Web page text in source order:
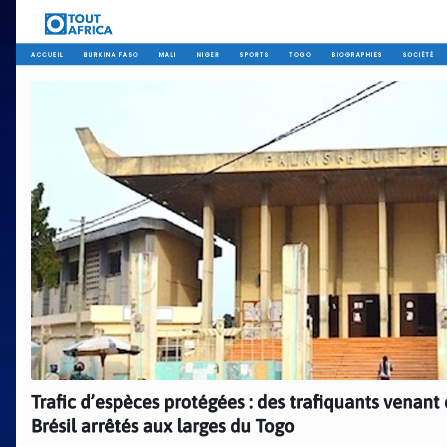
ACCUEIL BURKINA FASO MALI NIGER SPORTS TOGO BIOGRAPHIES SOCIÉTÉ
Trafic d’espèces protégées : des trafiquants venant
Brésil arrêtés aux larges du Togo